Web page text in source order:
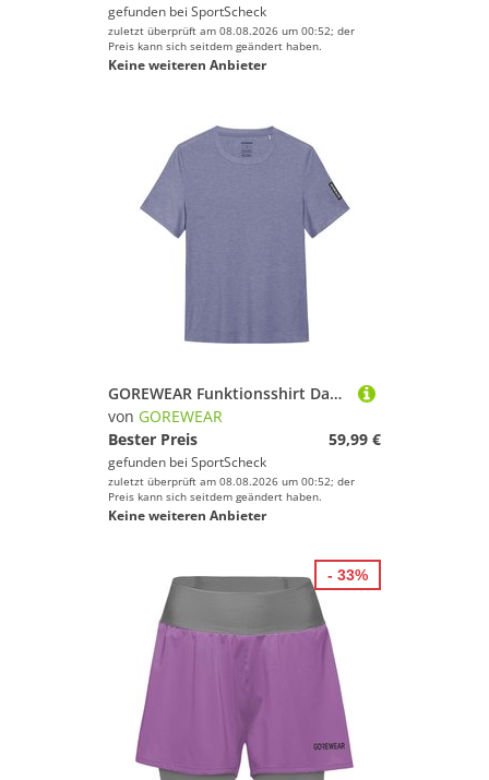
gefunden bei SportScheck
zuletzt überprüft am 08.08.2026 um 00:52; der
Preis kann sich seitdem geändert haben.
Keine weiteren Anbieter
GOREWEAR Funktionsshirt Damen
von GOREWEAR
Bester Preis
59,99 €
gefunden bei SportScheck
zuletzt überprüft am 08.08.2026 um 00:52; der
Preis kann sich seitdem geändert haben.
Keine weiteren Anbieter
- 33%